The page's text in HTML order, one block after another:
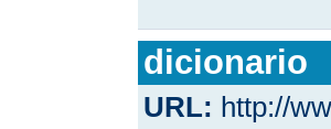
dicionario
URL: http://